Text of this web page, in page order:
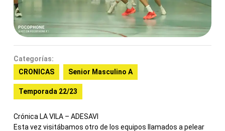
Categorías:
CRONICAS
Senior Masculino A
Temporada 22/23
Crónica LA VILA – ADESAVI
Esta vez visitábamos otro de los equipos llamados a pelear